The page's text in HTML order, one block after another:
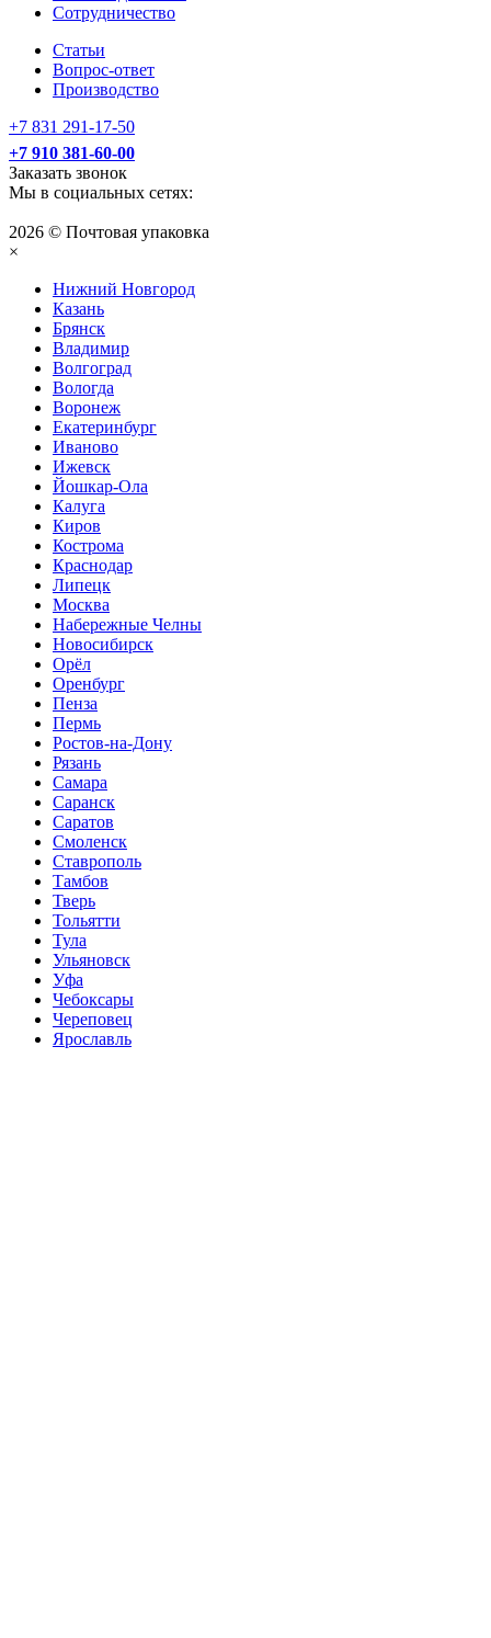
Сотрудничество
Статьи
Вопрос-ответ
Производство
+7 831 291-17-50
+7 910 381-60-00
Заказать звонок
Мы в социальных сетях:
2026 © Почтовая упаковка
×
Нижний Нoвгород
Казань
Брянск
Владимир
Волгоград
Вологда
Воронеж
Екатеринбург
Иваново
Ижевск
Йошкар-Ола
Калуга
Киров
Кострома
Краснодар
Липецк
Москва
Набережные Челны
Новосибирск
Орёл
Оренбург
Пенза
Пермь
Ростов-на-Дону
Рязань
Самара
Саранск
Саратов
Смоленск
Ставрополь
Тамбов
Тверь
Тольятти
Тула
Ульяновск
Уфа
Чебоксары
Череповец
Ярославль